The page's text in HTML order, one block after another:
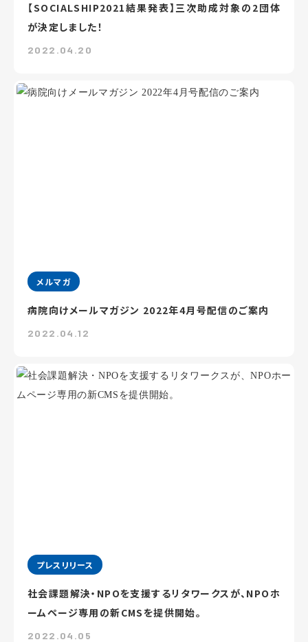
【SOCIALSHIP2021結果発表】三次助成対象の2団体
が決定しました！
2022.04.20
メルマガ
病院向けメールマガジン 2022年4月号配信のご案内
2022.04.12
プレスリリース
社会課題解決・NPOを支援するリタワークスが、NPOホ
ームページ専用の新CMSを提供開始。
2022.04.05